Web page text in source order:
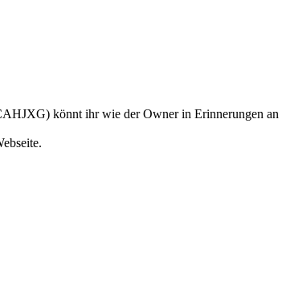
könnt ihr wie der Owner in Erinnerungen